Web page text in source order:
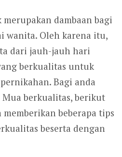
dambaan bagi
wanita. Oleh karena itu,
dari jauh-jauh hari
berkualitas untuk
Bagi anda
berkualitas, berikut
beberapa tips
beserta dengan